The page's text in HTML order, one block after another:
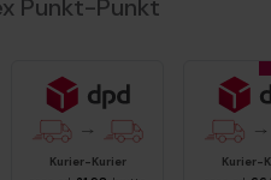
Punkt-Punkt
DPD
Kurier-Kurier
DPD do
Kurier-